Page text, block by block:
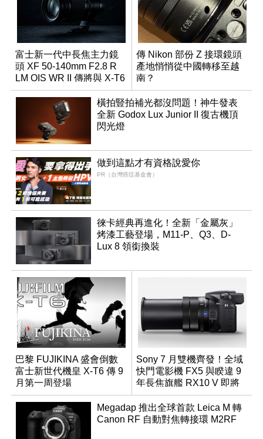
富士新一代中長焦主力鏡
頭 XF 50-140mm F2.8 R
LM OIS WR II 傳將與 X-T6
同步亮相
傳 Nikon 部份 Z 接環鏡頭
產地悄悄從中國轉移至越
南？
橫拍豎拍補光都沒問題！神牛發表
全新 Godox Lux Junior II 復古機頂
閃光燈
做到這點才有資格說愛你
PR（台灣癌症基金會）
徠卡經典再進化！全新「金屬灰」
烤漆工藝登場，M11-P、Q3、D-
Lux 8 領銜換裝
巴黎 FUJIKINA 盛會倒數
富士新世代機皇 X-T6 傳 9
月第一周登場
Sony 7 月雙機齊發！全域
快門電影機 FX5 與睽違 9
年長焦旗艦 RX10 V 即將
登場
Megadap 推出全球首款 Leica M 轉
Canon RF 自動對焦轉接環 M2RF